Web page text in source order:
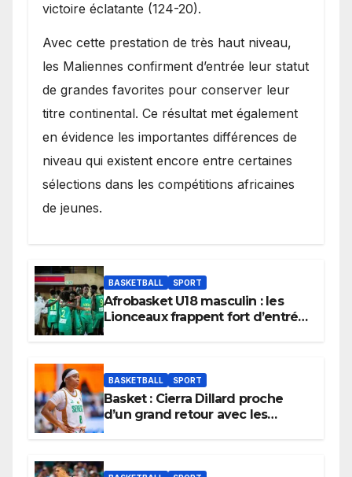
victoire éclatante (124-20).
Avec cette prestation de très haut niveau,
les Maliennes confirment d’entrée leur statut
de grandes favorites pour conserver leur
titre continental. Ce résultat met également
en évidence les importantes différences de
niveau qui existent encore entre certaines
sélections dans les compétitions africaines
de jeunes.
BASKETBALL SPORT
Afrobasket U18 masculin : les
Lionceaux frappent fort d’entrée
BASKETBALL SPORT
Basket : Cierra Dillard proche
d’un grand retour avec les